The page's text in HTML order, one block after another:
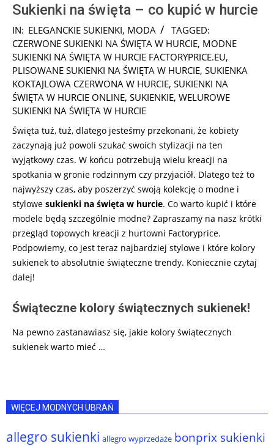
Sukienki na święta – co kupić w hurcie
2022-
11-
25
IN: ELEGANCKIE SUKIENKI, MODA
TAGGED:
CZERWONE SUKIENKI NA ŚWIĘTA W HURCIE, MODNE
SUKIENKI NA ŚWIĘTA W HURCIE FACTORYPRICE.EU,
PLISOWANE SUKIENKI NA ŚWIĘTA W HURCIE, SUKIENKA
KOKTAJLOWA CZERWONA W HURCIE, SUKIENKI NA
ŚWIĘTA W HURCIE ONLINE, SUKIENKIE, WELUROWE
SUKIENKI NA ŚWIĘTA W HURCIE
Święta tuż, tuż, dlatego jesteśmy przekonani, że kobiety
zaczynają już powoli szukać swoich stylizacji na ten
wyjątkowy czas. W końcu potrzebują wielu kreacji na
spotkania w gronie rodzinnym czy przyjaciół. Dlatego też to
najwyższy czas, aby poszerzyć swoją kolekcję o modne i
stylowe sukienki na święta w hurcie. Co warto kupić i które
modele będą szczególnie modne? Zapraszamy na nasz krótki
przegląd topowych kreacji z hurtowni Factoryprice.
Podpowiemy, co jest teraz najbardziej stylowe i które kolory
sukienek to absolutnie świąteczne trendy. Koniecznie czytaj
dalej!
Świąteczne kolory świątecznych sukienek!
Na pewno zastanawiasz się, jakie kolory świątecznych
sukienek warto mieć …
WIĘCEJ MODNYCH UBRAŃ
allegro sukienki allegro wyprzedaże bonprix sukienki